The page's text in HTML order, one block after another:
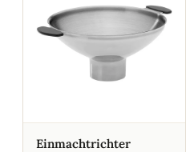
Einmachtrichter